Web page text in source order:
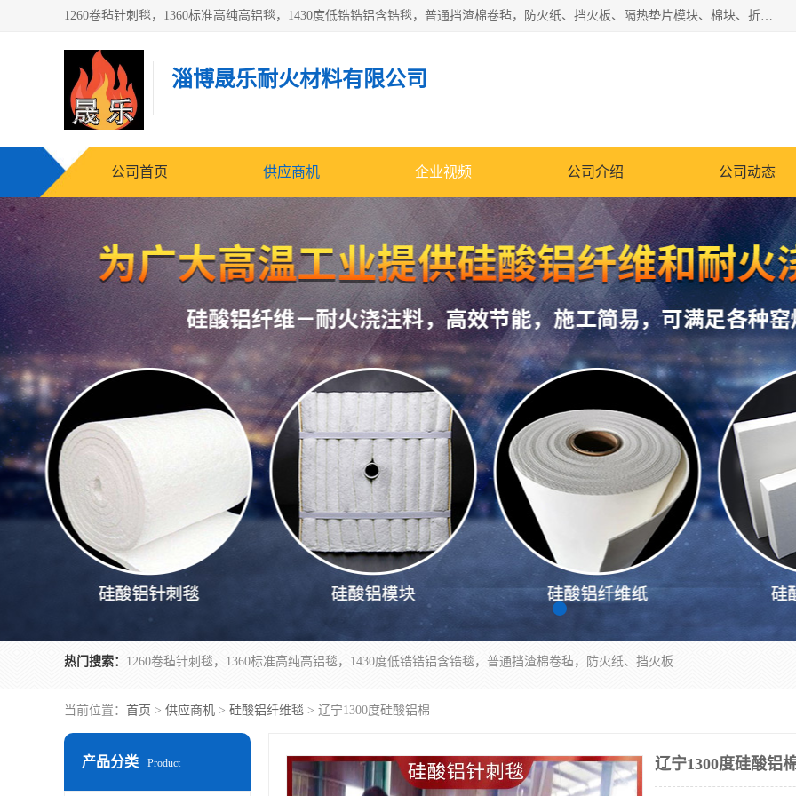
1260卷毡针刺毯，1360标准高纯高铝毯，1430度低锆锆铝含锆毯，普通挡渣棉卷毡，防火纸、挡火板、隔热垫片模块、棉块、折叠块、散棉高温固化剂价格规格密度多少钱图片视频立方平米参数指标
淄博晟乐耐火材料有限公司
公司首页 供应商机 企业视频 公司介绍 公司动态
热门搜索： 1260卷毡针刺毯，1360标准高纯高铝毯，1430度低锆锆铝含锆毯，普通挡渣棉卷毡，防火纸、挡火板、隔热垫片模块、棉块、折叠块、散棉高温固化剂价格规格密度多少钱图片视频立方平米参数指标
当前位置： 首页 > 供应商机 > 硅酸铝纤维毯 > 辽宁1300度硅酸铝棉
产品分类 Product 辽宁1300度硅酸铝